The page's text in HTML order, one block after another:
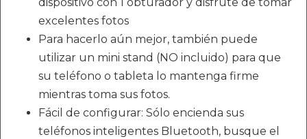
excelentes fotos
Para hacerlo aún mejor, también puede
utilizar un mini stand (NO incluido) para que
su teléfono o tableta lo mantenga firme
mientras toma sus fotos.
Fácil de configurar: Sólo encienda sus
teléfonos inteligentes Bluetooth, busque el